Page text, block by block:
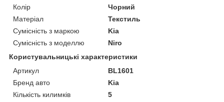
Колір
Чорний
Матеріал
Текстиль
Сумісність з маркою
Kia
Сумісність з моделлю
Niro
Користувальницькі характеристики
Артикул
BL1601
Бренд авто
Kia
Кількість килимків
5